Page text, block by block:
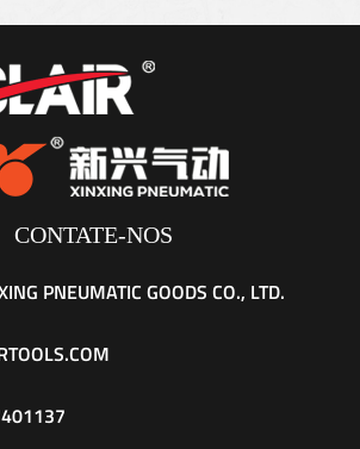
CONTATE-NOS
PNEUMATIC GOODS CO., LTD.